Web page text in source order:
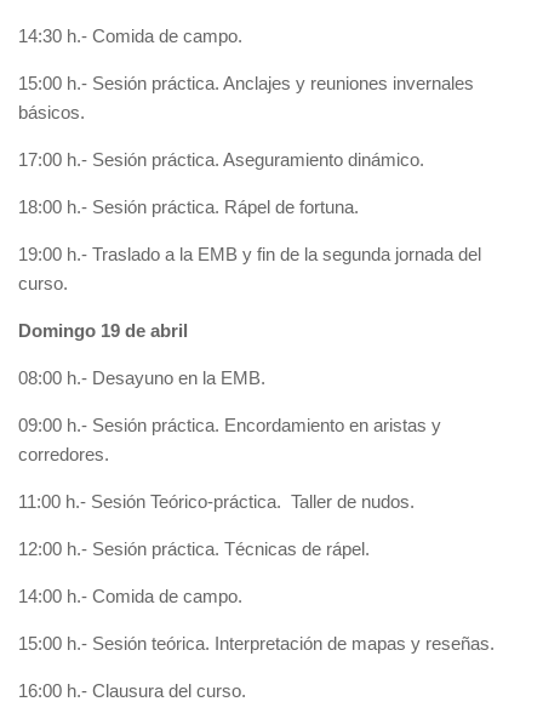
14:30 h.- Comida de campo.
15:00 h.- Sesión práctica. Anclajes y reuniones invernales
básicos.
17:00 h.- Sesión práctica. Aseguramiento dinámico.
18:00 h.- Sesión práctica. Rápel de fortuna.
19:00 h.- Traslado a la EMB y fin de la segunda jornada del
curso.
Domingo 19 de abril
08:00 h.- Desayuno en la EMB.
09:00 h.- Sesión práctica. Encordamiento en aristas y
corredores.
11:00 h.- Sesión Teórico-práctica. Taller de nudos.
12:00 h.- Sesión práctica. Técnicas de rápel.
14:00 h.- Comida de campo.
15:00 h.- Sesión teórica. Interpretación de mapas y reseñas.
16:00 h.- Clausura del curso.